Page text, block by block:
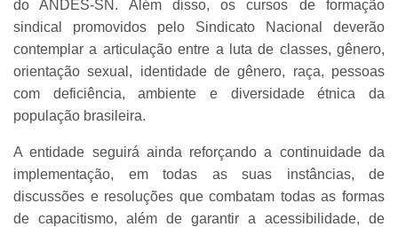
do ANDES-SN. Além disso, os cursos de formação
sindical promovidos pelo Sindicato Nacional deverão
contemplar a articulação entre a luta de classes, gênero,
orientação sexual, identidade de gênero, raça, pessoas
com deficiência, ambiente e diversidade étnica da
população brasileira.
A entidade seguirá ainda reforçando a continuidade da
implementação, em todas as suas instâncias, de
discussões e resoluções que combatam todas as formas
de capacitismo, além de garantir a acessibilidade, de